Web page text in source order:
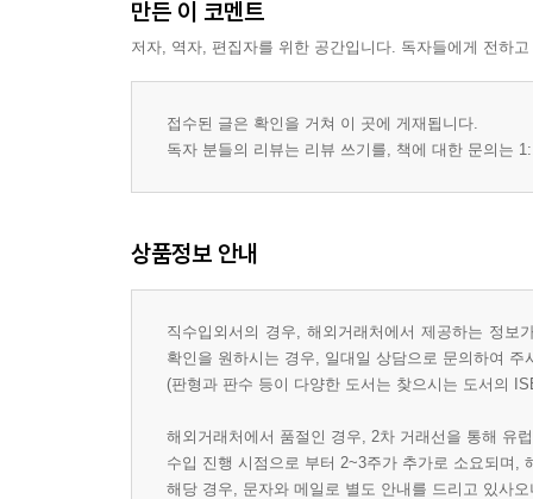
만든 이 코멘트
저자, 역자, 편집자를 위한 공간입니다. 독자들에게 전하
접수된 글은 확인을 거쳐 이 곳에 게재됩니다.
독자 분들의 리뷰는 리뷰 쓰기를, 책에 대한 문의는
상품정보 안내
직수입외서의 경우, 해외거래처에서 제공하는 정
확인을 원하시는 경우, 일대일 상담으로 문의하여 주
(판형과 판수 등이 다양한 도서는 찾으시는 도서의
해외거래처에서 품절인 경우, 2차 거래선을 통해 유
수입 진행 시점으로 부터 2~3주가 추가로 소요되며,
해당 경우, 문자와 메일로 별도 안내를 드리고 있사